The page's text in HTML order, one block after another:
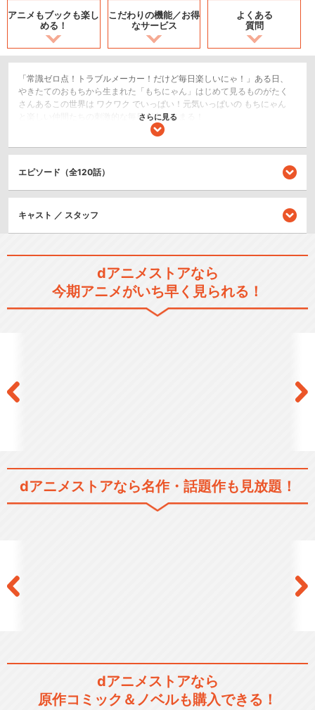
アニメもブックも楽し
める！
こだわりの機能／お得
なサービス
よくある
質問
「常識ゼロ点！トラブルメーカー！だけど毎日楽しいにゃ！」ある日、
やきたてのおもちから生まれた「もちにゃん」はじめて見るものがたく
さんあるこの世界は ワクワク でいっぱい！元気いっぱいの もちにゃん
と楽しい仲間たちの刺激的な毎日が今はじまる！
ショート
さらに見る
エピソード（全120話）
キャスト ／ スタッフ
dアニメストアなら
今期アニメがいち早く見られる！
dアニメストアなら名作・話題作も見放題！
dアニメストアなら
原作コミック＆ノベルも購入できる！